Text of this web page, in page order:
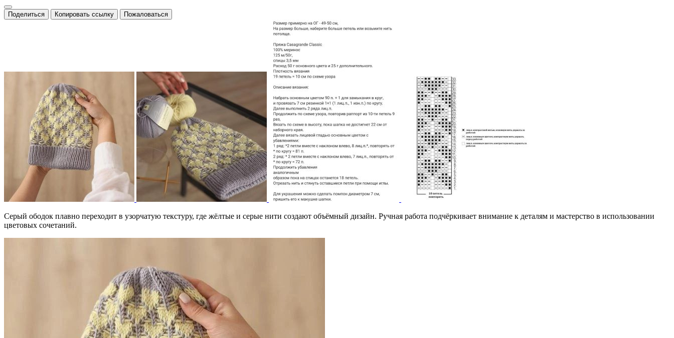
Поделиться Копировать ссылку Пожаловаться
Серый ободок плавно переходит в узорчатую текстуру, где жёлтые и серые нити создают объёмный дизайн. Ручная работа подчёркивает внимание к деталям и мастерство в использовании
цветовых сочетаний.